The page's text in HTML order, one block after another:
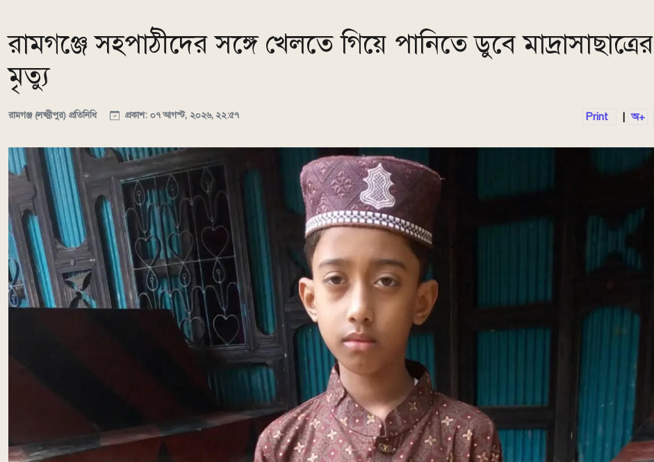
রামগঞ্জে সহপাঠীদের সঙ্গে খেলতে গিয়ে পানিতে ডুবে মাদ্রাসাছাত্রের
মৃত্যু
রামগঞ্জ (লক্ষ্মীপুর) প্রতিনিধি প্রকাশ: ০৭ আগস্ট, ২০২৬, ২২:৫৭ Print | অ+